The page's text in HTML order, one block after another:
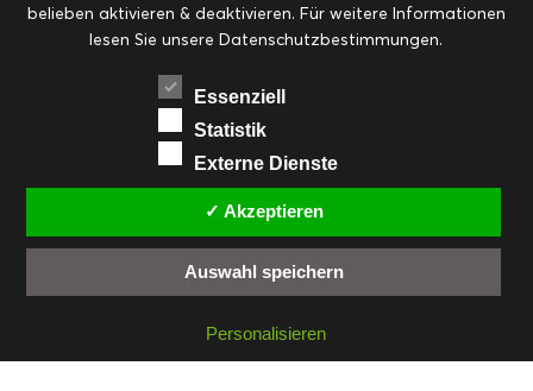
Eingemachtes Ohne Kategorie Ostern Resteküche
RezepteSaisonalSliderStartseite
Suppen, Salate & Vorspeisen
Vorspeisen, Salate & Suppen
Weihnachten Workshops & Events
FACEBOOK PINTEREST
EMAIL
INSTAGRAM
© cookiteasy.at by Simone Kemptner | powered byECKER Digital IT Solutions
belieben aktivieren & deaktivieren. Für weitere Informationen
lesen Sie unsere Datenschutzbestimmungen.
Essenziell
Statistik
Externe Dienste
✓ Akzeptieren
Auswahl speichern
Personalisieren